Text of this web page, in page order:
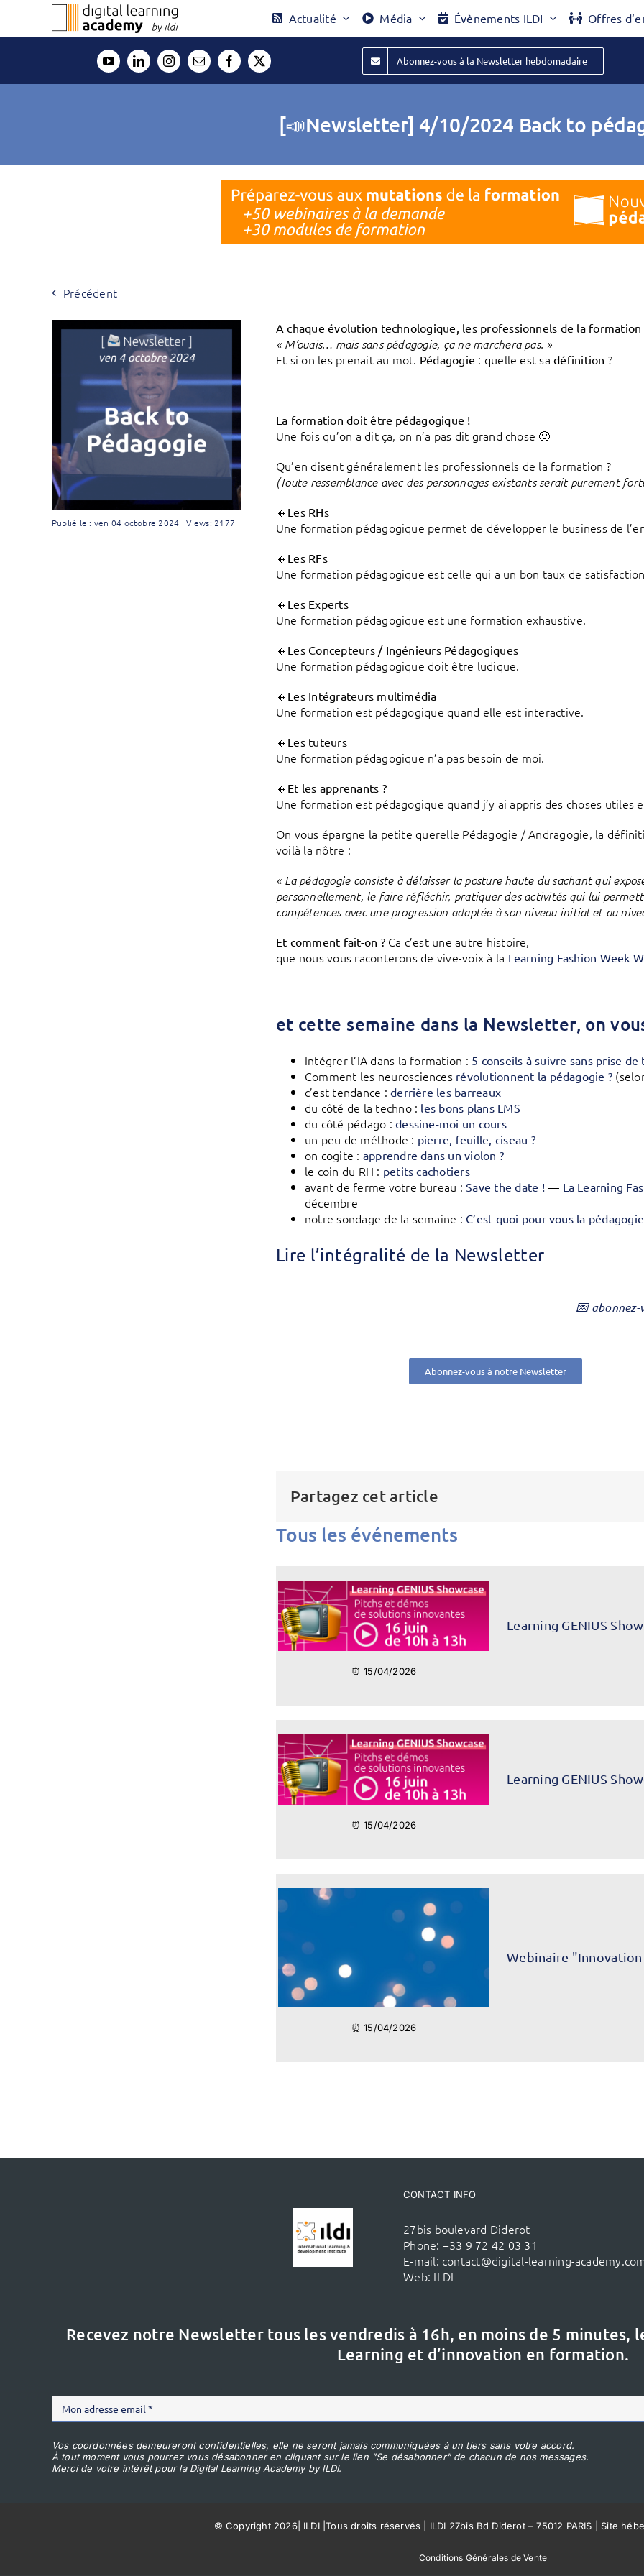
contenu
Actualité Média Évènements ILDI Offres
Abonnez-vous à la Newsletter hebdomadaire
[📣Newsletter] 4/10/2024 Back to
Précédent
Publié le : ven 04 octobre 2024 Views: 2177
A chaque évolution technologique, les professionnels de la
« M’ouais… mais sans pédagogie, ça ne marchera pas. »
Et si on les prenait au mot. Pédagogie : quelle est sadéfinition ?
La formation doit être pédagogique !
Une fois qu’on a dit ça, on n’a pas dit grand chose 🙂
Qu’en disent généralement les professionnels de la formation ?
(Toute ressemblance avec des personnages existants serait purement
🔸 Les RHs
Une formation pédagogique permet de développer le business de
🔸 Les RFs
Une formation pédagogique est celle qui a un bon taux de
🔸 Les Experts
Une formation pédagogique est une formation exhaustive.
🔸 Les Concepteurs / Ingénieurs Pédagogiques
Une formation pédagogique doit être ludique.
🔸 Les Intégrateurs multimédia
Une formation est pédagogique quand elle est interactive.
🔸 Les tuteurs
Une formation pédagogique n’a pas besoin de moi.
🔸 Et les apprenants ?
Une formation est pédagogique quand j’y ai appris des choses utiles
On vous épargne la petite querelle Pédagogie / Andragogie, la
voilà la nôtre :
« La pédagogie consiste à délaisser la posture haute du sachant qui
personnellement, le faire réfléchir, pratiquer des activités qui lui
compétences avec une progression adaptée à son niveau initial et au
Et comment fait-on ? Ca c’est une autre histoire,
que nous vous raconterons de vive-voix à la Learning Fashion Week
et cette semaine dans la Newsletter, on
Intégrer l’IA dans la formation : 5 conseils à suivre sans prise de
Comment les neurosciences révolutionnent la pédagogie ?
c’est tendance :derrière les barreaux
du côté de la techno : les bons plans LMS
du côté pédago :dessine-moi un cours
un peu de méthode : pierre, feuille, ciseau ?
on cogite : apprendre dans un violon ?
le coin du RH : petits cachotiers
avant de ferme votre bureau :Save the date !— La Learning
décembre
notre sondage de la semaine : C’est quoi pour vous la
Lire l’intégralité de la Newsletter
💌 abonnez-
Abonnez-vous à notre Newsletter
Partagez cet article
Tous les événements
⏰ 15/04/2026
Learning GENIUS
⏰ 15/04/2026
Learning GENIUS
⏰ 15/04/2026
Webinaire
CONTACT INFO
27bis boulevard Diderot
Phone: +33 9 72 42 03 31
E-mail: contact@digital-learning-
Web: ILDI
Recevez notre Newsletter tous les vendredis à 16h, en moins de 5 minutes,
Learning et d’innovation en formation.
Vos coordonnées demeureront confidentielles, elle ne seront jamais communiquées à un tiers sans votre accord.
À tout moment vous pourrez vous désabonner en cliquant sur le lien "Se désabonner" de chacun de nos messages.
Merci de votre intérêt pour la Digital Learning Academy by ILDI.
© Copyright 2026| ILDI|Tous droits réservés | ILDI 27bis Bd Diderot – 75012 PARIS | Site
Conditions Générales de Vente